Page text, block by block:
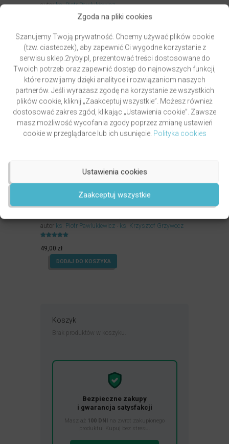
Zgoda na pliki cookies
Szanujemy Twoją prywatność. Chcemy używać plików cookie
(tzw. ciasteczek), aby zapewnić Ci wygodne korzystanie z
serwisu sklep.2ryby.pl, prezentować treści dostosowane do
Twoich potrzeb oraz zapewnić dostęp do najnowszych funkcji,
które rozwijamy dzięki analityce i rozwiązaniom naszych
partnerów. Jeśli wyrażasz zgodę na korzystanie ze wszystkich
plików cookie, kliknij „Zaakceptuj wszystkie”. Możesz również
dostosować zakres zgód, klikając „Ustawienia cookie”. Zawsze
masz możliwość wycofania zgody poprzez zmianę ustawień
cookie w przeglądarce lub ich usunięcie. Polityka cookies
Zaakceptuj wszystkie
Ustawienia cookies
autorks. Piotr Pawlukiewicz
DODAJ DO KOSZYKA
autor ks. Piotr Pawlukiewicz ks. Krzysztof Grzywocz
5.00
na 5.
49,00 zł
DODAJ DO KOSZYKA
Koszyk
Brak produktów w koszyku.
Bezpieczne zakupy
i gwarancja satysfakcji
Masz aż 100 DNI na zwrot zakupionego
produktu! Kupuj bez stresu.